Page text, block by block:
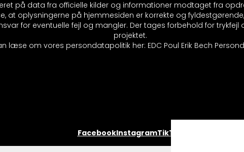
på data fra officielle kilder og informationer modtaget fra
at oplysningerne på hjemmesiden er korrekte og fyldestgørende,
for eventuelle fejl og mangler. Der tages forbehold for
projektet.
læse om vores persondatapolitik her: EDC Poul Erik Bech
FacebookInstagramTikTok